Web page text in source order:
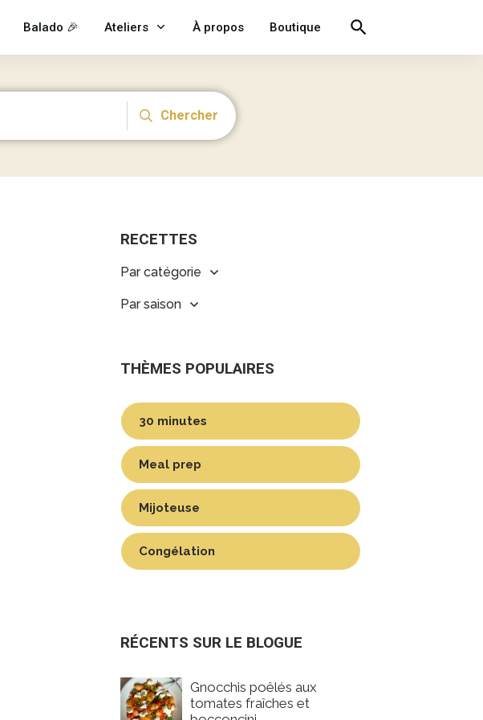
Balado 🎉 Ateliers À propos Boutique
Chercher
RECETTES
Par catégorie
Par saison
THÈMES POPULAIRES
30 minutes
Meal prep
Mijoteuse
Congélation
RÉCENTS SUR LE BLOGUE
Gnocchis poêlés aux
tomates fraîches et